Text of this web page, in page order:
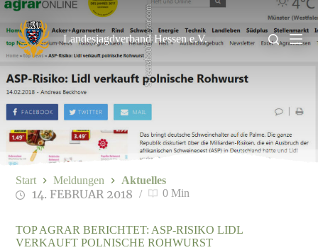
Zum
springen
Landesjagdverband Hessen e.V.
Screenshot/topagrar.com
TOP AGRAR BERICHTET: ASP-RISIKO LIDL
VERKAUFT POLNISCHE ROHWURST
14. FEBRUAR 2018 0 Min
Start Meldungen Aktuelles